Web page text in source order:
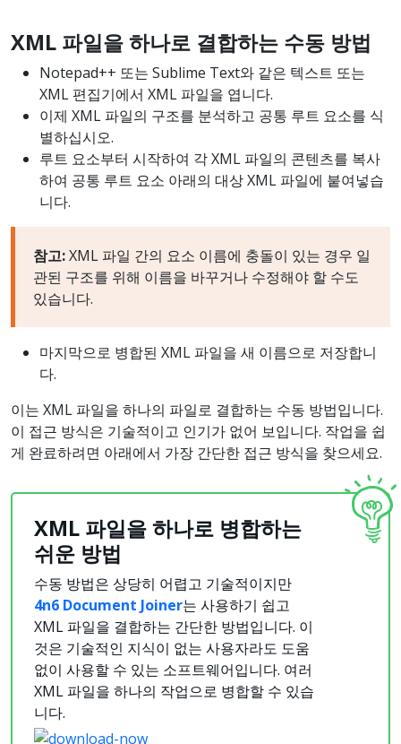
XML 파일을하나로 결합하는 수동 방법
Notepad++ 또는 Sublime Text와 같은 텍스트 또는
XML 편집기에서 XML 파일을 엽니다.
이제 XML 파일의 구조를 분석하고 공통 루트 요소를 식
별하십시오.
루트 요소부터 시작하여 각 XML 파일의 콘텐츠를 복사
하여 공통 루트 요소 아래의 대상 XML 파일에 붙여넣습
니다.
참고:XML 파일 간의 요소 이름에 충돌이 있는 경우 일
관된 구조를 위해 이름을 바꾸거나 수정해야 할 수도
있습니다.
마지막으로 병합된 XML 파일을 새 이름으로 저장합니
다.
이는 XML 파일을 하나의 파일로 결합하는 수동 방법입니다.
이 접근 방식은 기술적이고 인기가 없어 보입니다. 작업을 쉽
게 완료하려면 아래에서 가장 간단한 접근 방식을 찾으세요.
XML 파일을하나로 병합하는
쉬운 방법
수동 방법은 상당히 어렵고 기술적이지만
4n6 Document Joiner는 사용하기 쉽고
XML 파일을 결합하는 간단한 방법입니다. 이
것은 기술적인 지식이 없는 사용자라도 도움
없이 사용할 수 있는 소프트웨어입니다. 여러
XML 파일을 하나의 작업으로 병합할 수 있습
니다.